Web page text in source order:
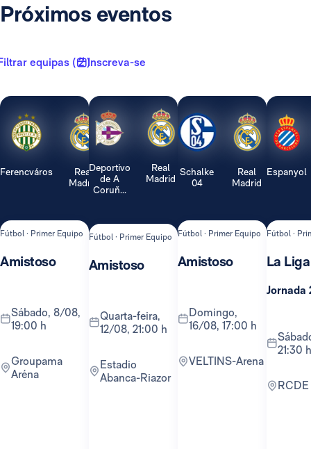
Próximos eventos
equipas ( 2 )Inscreva-se
Ferencváros
Real
Madrid
Fútbol · Primer Equipo
Amistoso
sábado, 8/08,
19:00 h
Groupama
Aréna
Deportivo
de A
Coruñ...
Real
Madrid
Fútbol · Primer Equipo
Amistoso
quarta-feira,
12/08, 21:00 h
Estadio
Abanca-Riazor
Schalke
04
Real
Madrid
Fútbol · Primer Equipo
Amistoso
domingo,
16/08, 17:00 h
VELTINS-Arena
Espanyol
Fútbol ·
La Liga
Jornada
sábado, 22/08,
21:30 h